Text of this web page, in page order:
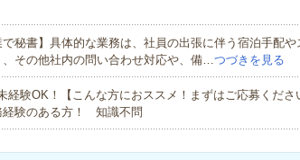
で秘書】具体的な業務は、社員の出張に伴う宿泊手配
その他社内の問い合わせ対応や、備…つづきを見る
経験OK！【こんな方におススメ！まずはご応募くださ
経験のある方！ 知識不問